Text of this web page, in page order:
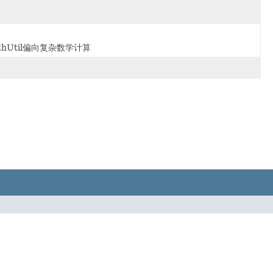
偏向复杂数学计算